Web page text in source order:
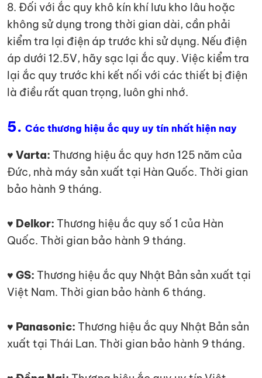
8. Đối với ắc quy khô kín khí lưu kho lâu hoặc
không sử dụng trong thời gian dài, cần phải
kiểm tra lại điện áp trước khi sử dụng. Nếu điện
áp dưới 12.5V, hãy sạc lại ắc quy. Việc kiểm tra
lại ắc quy trước khi kết nối với các thiết bị điện
là điều rất quan trọng, luôn ghi nhớ.
5. Các thương hiệu ắc quy uy tín nhất hiện nay
♥ Varta: Thương hiệu ắc quy hơn 125 năm của
Đức, nhà máy sản xuất tại Hàn Quốc. Thời gian
bảo hành 9 tháng.
♥ Delkor: Thương hiệu ắc quy số 1 của Hàn
Quốc. Thời gian bảo hành 9 tháng.
♥ GS: Thương hiệu ắc quy Nhật Bản sản xuất tại
Việt Nam. Thời gian bảo hành 6 tháng.
♥ Panasonic: Thương hiệu ắc quy Nhật Bản sản
xuất tại Thái Lan. Thời gian bảo hành 9 tháng.